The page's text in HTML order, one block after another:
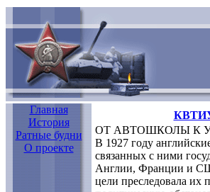
Главная
История
Ратные будни
О проекте
ОТ АВТОШКОЛЫ К
В 1927 году
связанных с ними
Англии, Франции и
цели преследовала их